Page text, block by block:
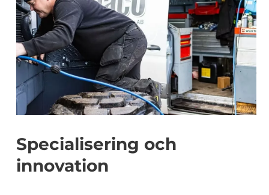
Specialisering och
innovation